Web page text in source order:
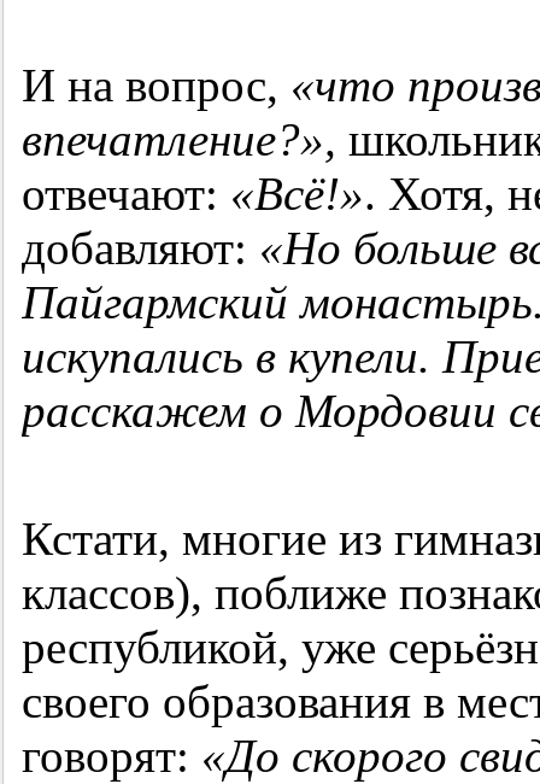
И на вопрос, «что
впечатление?»,
отвечают: «Всё!». Хотя,
добавляют: «Но больше
Пайгармский
искупались в купели.
расскажем о Мордовии
Кстати, многие из
классов), поближе
республикой, уже
своего образования в
говорят: «До скорого